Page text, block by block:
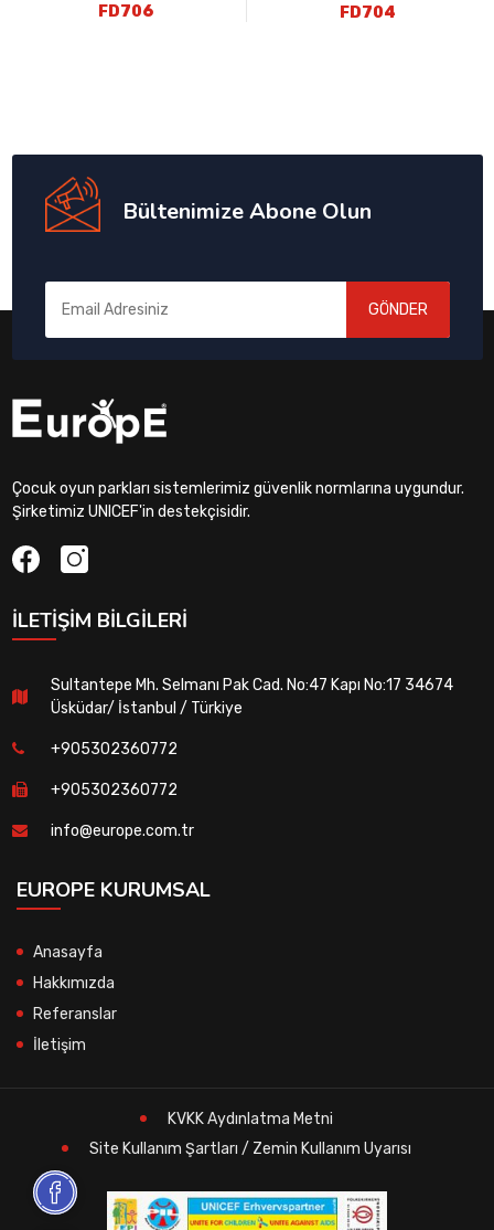
FD706 FD704
Bültenimize Abone Olun
GÖNDER
Çocuk oyun parkları sistemlerimiz güvenlik normlarına uygundur.
Şirketimiz UNICEF'in destekçisidir.
İLETIŞIM BILGILERI
Sultantepe Mh. Selmanı Pak Cad. No:47 Kapı No:17 34674
Üsküdar/ İstanbul / Türkiye
+905302360772
+905302360772
info@europe.com.tr
EUROPE KURUMSAL
Anasayfa
Hakkımızda
Referanslar
İletişim
KVKK Aydınlatma Metni
Site Kullanım Şartları / Zemin Kullanım Uyarısı